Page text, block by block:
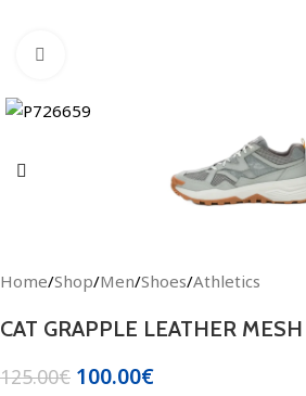
Home/Shop/Men/Shoes/Athletics
CAT GRAPPLE LEATHER
125.00€ 100.00€